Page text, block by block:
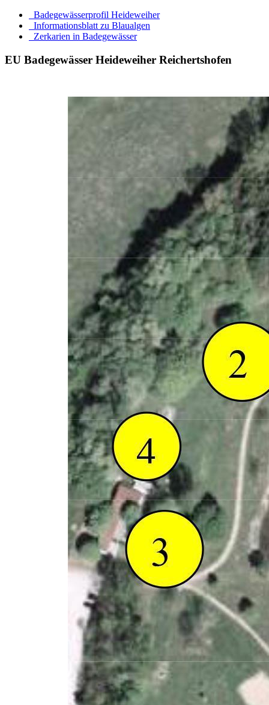
Badegewässerprofil Heideweiher
Informationsblatt zu Blaualgen
Zerkarien in Badegewässer
EU Badegewässer Heideweiher Reichertshofen